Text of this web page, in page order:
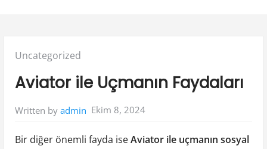
Posted
Uncategorized
Aviator ile Uçmanın Faydaları
Written by admin Ekim 8, 2024
Bir diğer önemli fayda iseAviator ile uçmanın sosyal